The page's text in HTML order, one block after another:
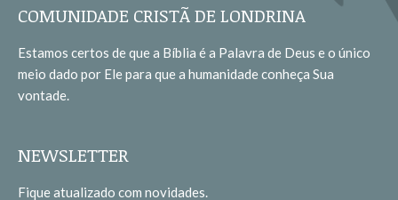
opens
new
window
opens
new
window
COMUNIDADE CRISTÃ DE LONDRINA
Estamos certos de que a Bíblia é a Palavra de Deus e o único
meio dado por Ele para que a humanidade conheça Sua
vontade.
NEWSLETTER
Fique atualizado com novidades.